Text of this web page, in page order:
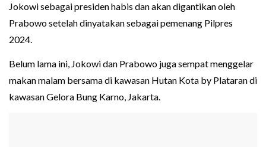
Jokowi sebagai presiden habis dan akan digantikan oleh
Prabowo setelah dinyatakan sebagai pemenang Pilpres
2024.
Belum lama ini, Jokowi dan Prabowo juga sempat menggelar
makan malam bersama di kawasan Hutan Kota by Plataran di
kawasan Gelora Bung Karno, Jakarta.